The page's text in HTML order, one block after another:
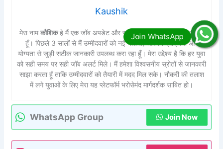
Kaushik
मेरा नामकौशिकहे मैं एक जॉब अपडेट और सरकारी भर्ती से जुड़ा कंटेंट राइटर
हूँ। पिछले 3 सालों से मैं उम्मीदवारों को नई भर्तियों, आवेदन प्रक्रिया और
योग्यता से जुड़ी सटीक जानकारी उपलब्ध करा रहा हूँ। मेरा उद्देश्य है कि हर युवा
को सही समय पर सही जॉब अलर्ट मिले। मैं हमेशा विश्वसनीय स्रोतों से जानकारी
साझा करता हूँ ताकि उम्मीदवारों को तैयारी में मदद मिल सके। नौकरी की तलाश
में लगे युवाओं के लिए मेरा यह प्लेटफॉर्म भरोसेमंद मार्गदर्शक साबित हो।
WhatsApp Group Join Now